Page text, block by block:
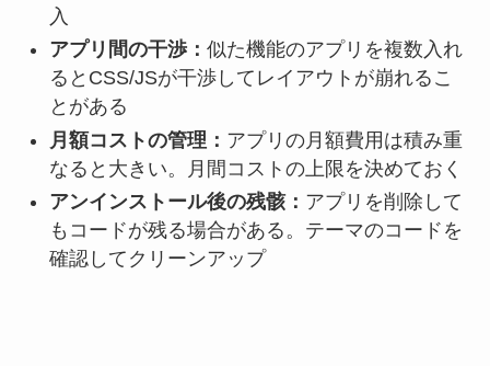
入
アプリ間の干渉： 似た機能のアプリを複数入れ
るとCSS/JSが干渉してレイアウトが崩れるこ
とがある
月額コストの管理： アプリの月額費用は積み重
なると大きい。月間コストの上限を決めておく
アンインストール後の残骸： アプリを削除して
もコードが残る場合がある。テーマのコードを
確認してクリーンアップ